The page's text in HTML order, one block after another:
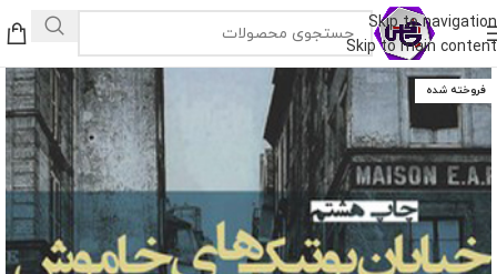
Skip to navigation
Skip to main content
فروخته شده